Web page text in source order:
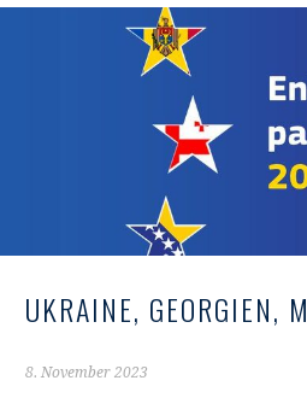
UKRAINE, GEORGIEN,
8. November 2023